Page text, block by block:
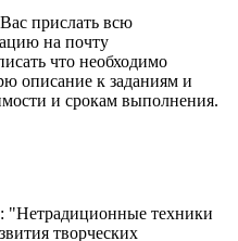
прислать всю
на почту
что необходимо
описание к заданиям и
и срокам выполнения.
техники
творческих